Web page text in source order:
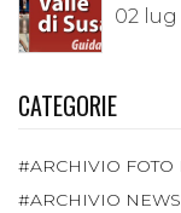
02 lug
CATEGORIE
#ARCHIVIO FOTO
#ARCHIVIO